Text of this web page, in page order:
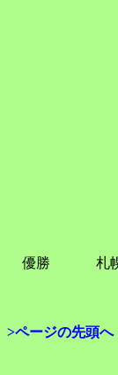
優勝 札
>ページの先頭へ